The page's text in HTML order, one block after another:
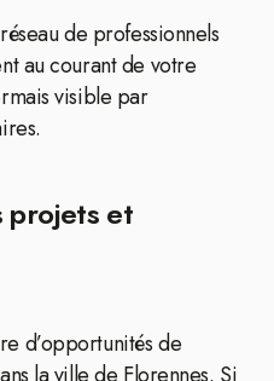
de professionnels
au courant de votre
visible par
projets et
d’opportunités de